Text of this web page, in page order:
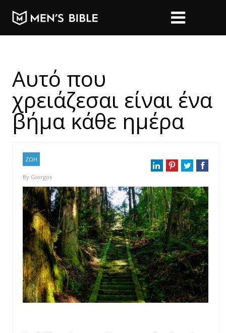
Αυτό που
χρειάζεσαι είναι ένα
βήμα κάθε ημέρα
ΖΩΗ
By Giorgos